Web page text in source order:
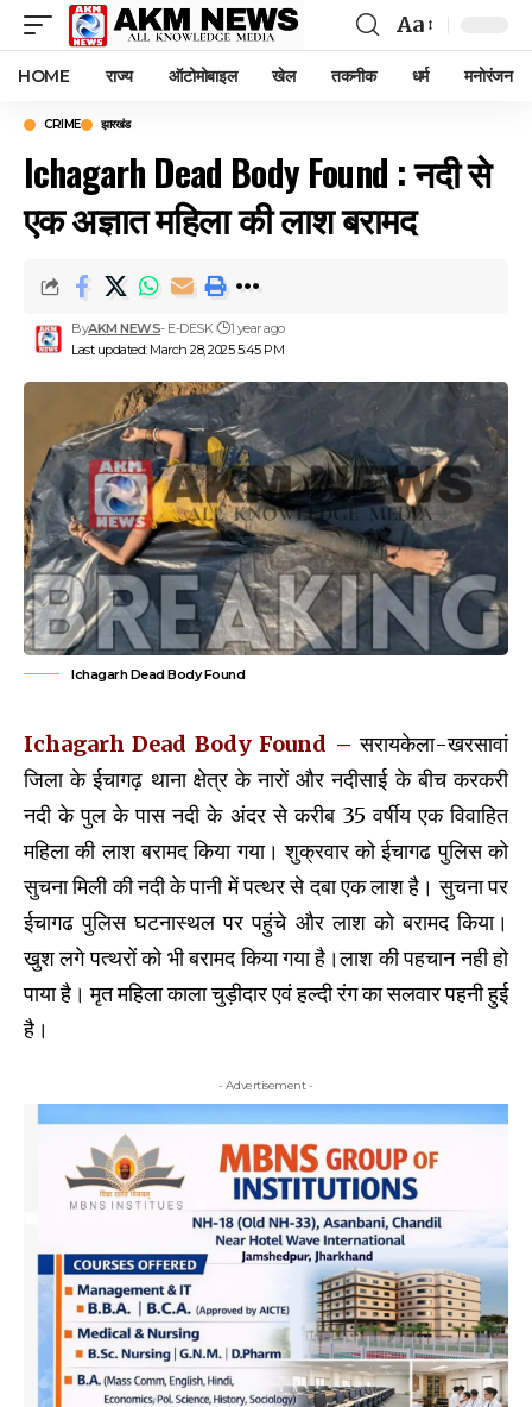
Font
Resizer
Aa
HOME राज्य ऑटोमोबाइल खेल तकनीक धर्म मनोरंजन
CRIME झारखंड
Ichagarh Dead Body Found : नदी से
एक अज्ञात महिला की लाश बरामद
Last updated: March 28, 2025 5:45 PM
ByAKM NEWS- E-DESK 1 year ago
Ichagarh Dead Body Found
Ichagarh Dead Body Found – सरायकेला-खरसावां
जिला के ईचागढ़ थाना क्षेत्र के नारों और नदीसाई के बीच करकरी
नदी के पुल के पास नदी के अंदर से करीब 35 वर्षीय एक विवाहित
महिला की लाश बरामद किया गया। शुक्रवार को ईचागढ पुलिस को
सुचना मिली की नदी के पानी में पत्थर से दबा एक लाश है। सुचना पर
ईचागढ पुलिस घटनास्थल पर पहुंचे और लाश को बरामद किया।
खुश लगे पत्थरों को भी बरामद किया गया है।लाश की पहचान नही हो
पाया है। मृत महिला काला चुड़ीदार एवं हल्दी रंग का सलवार पहनी हुई
है।
- Advertisement -